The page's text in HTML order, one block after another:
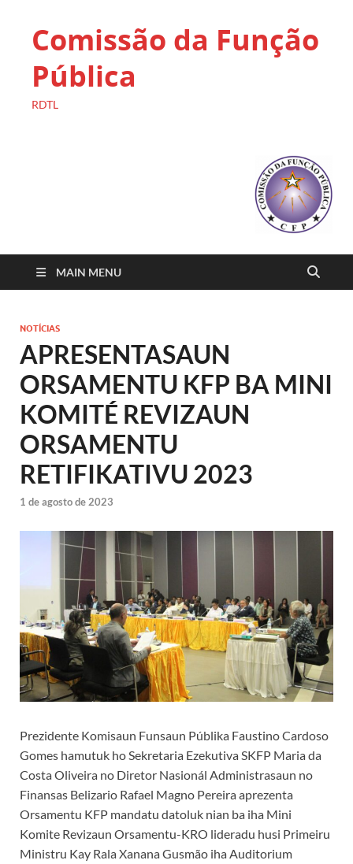
Comissão da Função
Pública
RDTL
MAIN MENU
NOTÍCIAS
APRESENTASAUN
ORSAMENTU KFP BA MINI
KOMITÉ REVIZAUN
ORSAMENTU
RETIFIKATIVU 2023
1 de agosto de 2023
Prezidente Komisaun Funsaun Públika Faustino Cardoso
Gomes hamutuk ho Sekretaria Ezekutiva SKFP Maria da
Costa Oliveira no Diretor Nasionál Administrasaun no
Finansas Belizario Rafael Magno Pereira aprezenta
Orsamentu KFP mandatu datoluk nian ba iha Mini
Komite Revizaun Orsamentu-KRO lideradu husi Primeiru
Ministru Kay Rala Xanana Gusmão iha Auditorium